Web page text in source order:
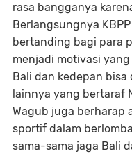
rasa bangganya
Berlangsungnya
bertanding bagi para
menjadi motivasi
Bali dan kedepan
lainnya yang bertaraf
Wagub juga berharap
sportif dalam
sama-sama jaga Bali